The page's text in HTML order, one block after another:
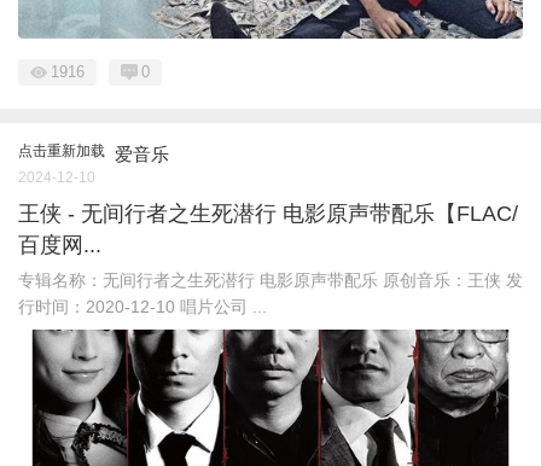
1916 0
点击重新加载 爱音乐
2024-12-10
王侠 - 无间行者之生死潜行 电影原声带配乐【FLAC/
百度网...
专辑名称：无间行者之生死潜行 电影原声带配乐 原创音乐：王侠 发
行时间：2020-12-10 唱片公司 ...